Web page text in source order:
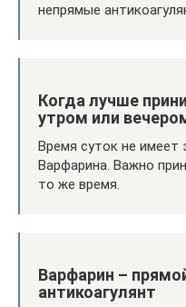
непрямые
Когда лучше
утром или
Время суток не имеет
Варфарина. Важно
то же время.
Варфарин –
антикоагулянт